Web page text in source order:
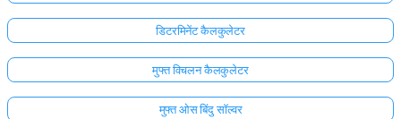
डिटरमिनेंट कैलकुलेटर
मुफ्त विचलन कैलकुलेटर
मुफ्त ओस बिंदु सॉल्वर